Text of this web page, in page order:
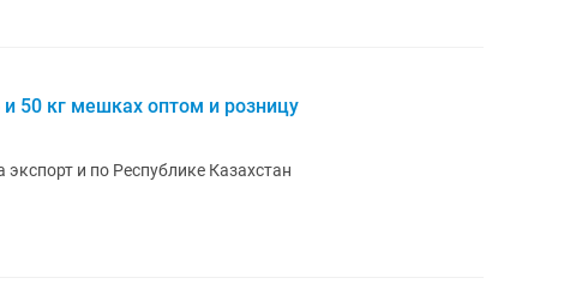
50 кг мешках оптом и розницу
и по Республике Казахстан